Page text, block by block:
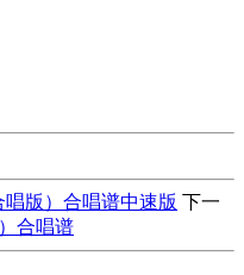
版）合唱谱中速版 下一
合唱谱